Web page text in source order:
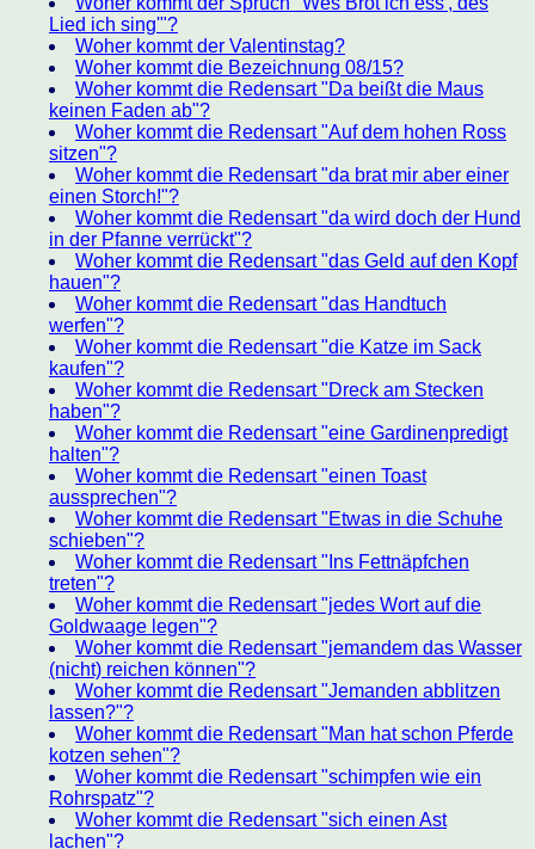
Lied ich sing'"?
Woher kommt der Valentinstag?
Woher kommt die Bezeichnung 08/15?
Woher kommt die Redensart "Da beißt die Maus
keinen Faden ab"?
Woher kommt die Redensart "Auf dem hohen Ross
sitzen"?
Woher kommt die Redensart "da brat mir aber einer
einen Storch!"?
Woher kommt die Redensart "da wird doch der Hund
in der Pfanne verrückt"?
Woher kommt die Redensart "das Geld auf den Kopf
hauen"?
Woher kommt die Redensart "das Handtuch
werfen"?
Woher kommt die Redensart "die Katze im Sack
kaufen"?
Woher kommt die Redensart "Dreck am Stecken
haben"?
Woher kommt die Redensart "eine Gardinenpredigt
halten"?
Woher kommt die Redensart "einen Toast
aussprechen"?
Woher kommt die Redensart "Etwas in die Schuhe
schieben"?
Woher kommt die Redensart "Ins Fettnäpfchen
treten"?
Woher kommt die Redensart "jedes Wort auf die
Goldwaage legen"?
Woher kommt die Redensart "jemandem das Wasser
(nicht) reichen können"?
Woher kommt die Redensart "Jemanden abblitzen
lassen?"?
Woher kommt die Redensart "Man hat schon Pferde
kotzen sehen"?
Woher kommt die Redensart "schimpfen wie ein
Rohrspatz"?
Woher kommt die Redensart "sich einen Ast
lachen"?